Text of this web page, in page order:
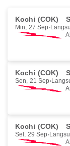
Kochi (COK)
Min, 27 Sep
Kochi (COK)
Sen, 21 Sep
Kochi (COK)
Sel, 29 Sep